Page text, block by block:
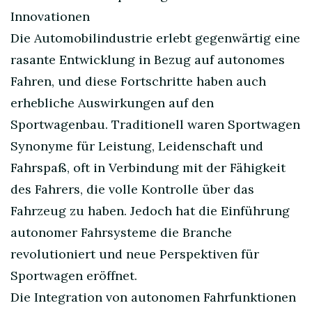
Innovationen
Die Automobilindustrie erlebt gegenwärtig eine
rasante Entwicklung in Bezug auf autonomes
Fahren, und diese Fortschritte haben auch
erhebliche Auswirkungen auf den
Sportwagenbau. Traditionell waren Sportwagen
Synonyme für Leistung, Leidenschaft und
Fahrspaß, oft in Verbindung mit der Fähigkeit
des Fahrers, die volle Kontrolle über das
Fahrzeug zu haben. Jedoch hat die Einführung
autonomer Fahrsysteme die Branche
revolutioniert und neue Perspektiven für
Sportwagen eröffnet.
Die Integration von autonomen Fahrfunktionen